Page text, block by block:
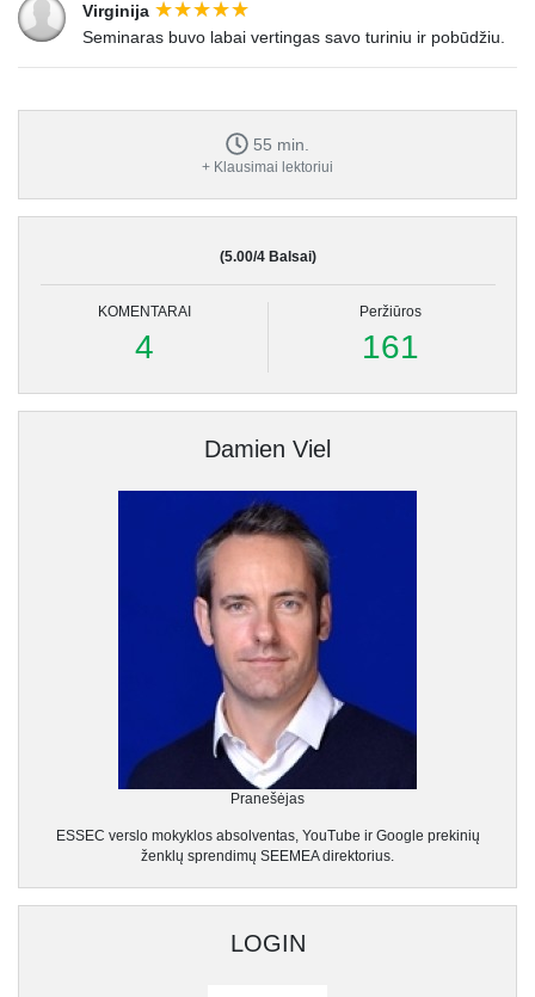
Virginija
Seminaras buvo labai vertingas savo turiniu ir pobūdžiu.
55 min.
+ Klausimai lektoriui
(5.00/4 Balsai)
KOMENTARAI
4
Peržiūros
161
Damien Viel
Pranešėjas
ESSEC verslo mokyklos absolventas, YouTube ir Google prekinių
ženklų sprendimų SEEMEA direktorius.
LOGIN